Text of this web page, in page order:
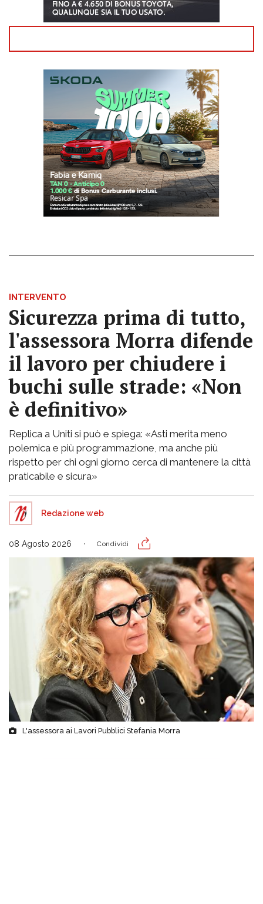
INTERVENTO
Sicurezza prima di tutto,
l'assessora Morra difende
il lavoro per chiudere i
buchi sulle strade: «Non
è definitivo»
Replica a Uniti si può e spiega: «Asti merita meno
polemica e più programmazione, ma anche più
rispetto per chi ogni giorno cerca di mantenere la città
praticabile e sicura»
Redazione web
08 Agosto 2026 Condividi
L'assessora ai Lavori Pubblici Stefania Morra